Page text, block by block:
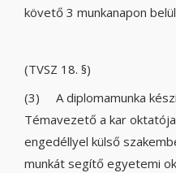
követő 3 munkanapon
(TVSZ 18. §)
(3) A diplomamunka
Témavezető a kar
engedéllyel külső
munkát segítő egyetemi